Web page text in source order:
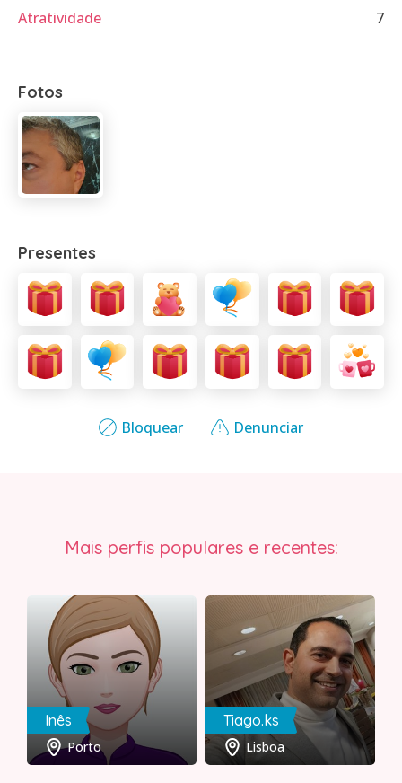
Bloquear Denunciar
Atratividade
7
Fotos
Presentes
Mais perfis populares e recentes:
Inês
Porto
Tiago.ks
Lisboa